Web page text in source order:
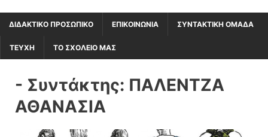
ΔΙΔΑΚΤΙΚΟ ΠΡΟΣΩΠΙΚΟ ΕΠΙΚΟΙΝΩΝΙΑ ΣΥΝΤΑΚΤΙΚΗ ΟΜΑΔΑ
ΤΕΥΧΗ ΤΟ ΣΧΟΛΕΙΟ ΜΑΣ
- Συντάκτης: ΠΑΛΕΝΤΖΑ
ΑΘΑΝΑΣΙΑ